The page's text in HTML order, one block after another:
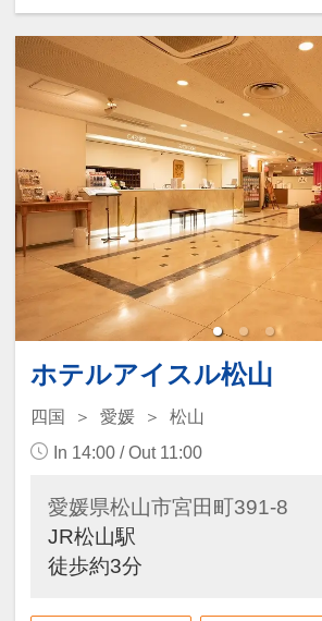
ホテルアイスル松山
四国 愛媛
松山
In 14:00 / Out 11:00
愛媛県松山市宮田町391-8
JR松山駅
徒歩約3分